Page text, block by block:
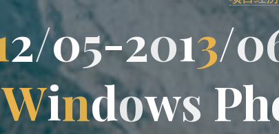
2/05-2013/0
Windows Ph